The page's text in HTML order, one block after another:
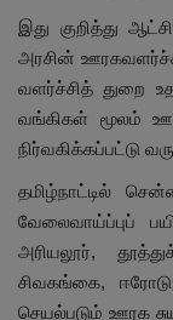
இது குறித்து
அரசின்
வளர்ச்சித் துறை
வங்கிகள் மூலம்
நிர்வகிக்கப்பட்டு
தமிழ்நாட்டில்
வேலைவாய்ப்புப்
அரியலூர்,
சிவகங்கை,
செயல்படும் ஊரக